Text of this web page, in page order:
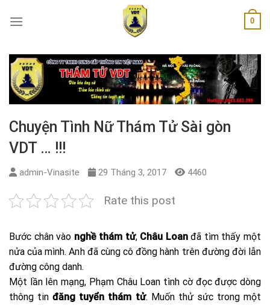
0
Chuyện Tình Nữ Thám Tử Sài gòn
VDT … !!!
admin-Vinasite 29 Tháng 3, 2017 4460
Rate this post
Bước chân vào nghề thám tử, Châu Loanđã tìm thấy một
nửa của mình. Anh đã cùng cô đồng hành trên đường đời lẫn
đường công danh.
Một lần lên mạng, Phạm Châu Loan tình cờ đọc được dòng
thông tinđăng tuyển thám tử. Muốn thử sức trong một